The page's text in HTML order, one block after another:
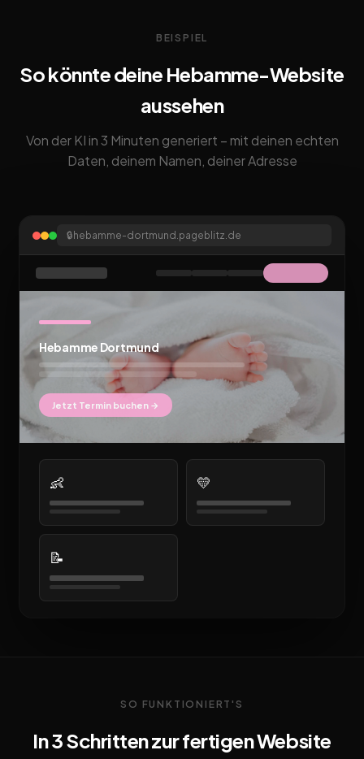
BEISPIEL
So könnte deine Hebamme-Website
aussehen
Von der KI in 3 Minuten generiert – mit deinen echten
Daten, deinem Namen, deiner Adresse
🔒 hebamme-dortmund.pageblitz.de
Hebamme Dortmund
Jetzt Termin buchen →
👶 💛
📝
SO FUNKTIONIERT'S
In 3 Schritten zur fertigen Website